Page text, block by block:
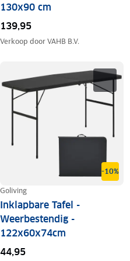
130x90 cm
139,95
Verkoop doorVAHB B.V.
-10%
Goliving
Inklapbare Tafel -
Weerbestendig -
122x60x74cm
44,95